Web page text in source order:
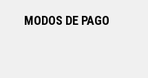
MODOS DE PAGO